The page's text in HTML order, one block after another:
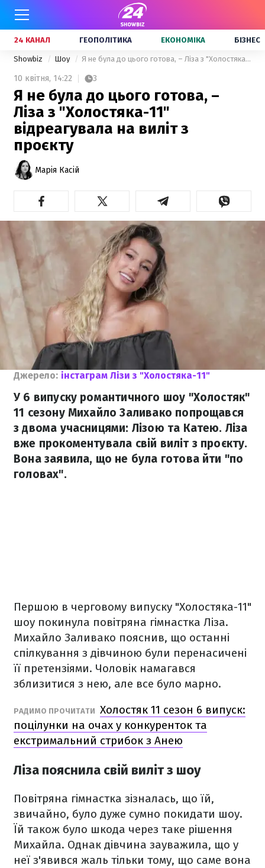
24 КАНАЛ ГЕОПОЛІТИКА ЕКОНОМІКА БІЗНЕС
Showbiz Шоу Я не була до цього готова, – Ліза з "Холостяка-11" відреагувала на виліт з проєкту
10 квітня, 14:22 3
Я не була до цього готова, –
Ліза з "Холостяка-11"
відреагувала на виліт з
проєкту
Марія Касій
Джерело: інстаграм Лізи з "Холостяка-11"
У 6 випуску романтичного шоу "Холостяк"
11 сезону Михайло Заливако попрощався
з двома учасницями: Лізою та Катею. Ліза
вже прокоментувала свій виліт з проєкту.
Вона заявила, що не була готова йти "по
головах".
Першою в черговому випуску "Холостяка-11"
шоу покинула повітряна гімнастка Ліза.
Михайло Заливако пояснив, що останні
спілкування з дівчиною були перенасичені
її претензіями. Чоловік намагався
зблизитися з нею, але все було марно.
РАДИМО ПРОЧИТАТИ Холостяк 11 сезон 6 випуск:
поцілунки на очах у конкуренток та
екстримальний стрибок з Анею
Ліза пояснила свій виліт з шоу
Повітряна гімнастка зізналась, що їй,
звичайно, було дуже сумно покидати шоу.
Їй також було шкода через таке рішення
Михайла. Однак дівчина зауважила, що у
неї з'явився жаль тільки тому, що саме вона